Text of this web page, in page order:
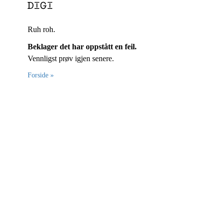
Ruh roh.
Beklager det har oppstått en feil.
Vennligst prøv igjen senere.
Forside »